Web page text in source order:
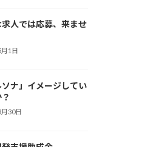
求人では応募、来ませ
1日
ソナ」イメージしてい
30日